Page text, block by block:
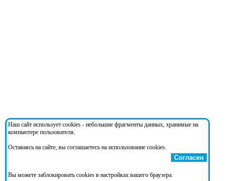
Наш сайт использует cookies - небольшие фрагменты данных, хранимые на
компьютере пользователя.
Оставаясь на сайте, вы соглашаетесь на использование cookies.
Согласен
Вы можете заблокировать cookies в настройках вашего браузера.